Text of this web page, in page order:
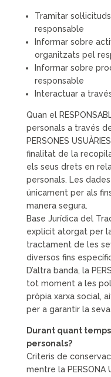
Tramitar
responsable
Informar sobre
organitzats pel
Informar sobre
responsable
Interactuar a
Quan el
personals a través
PERSONES
finalitat de la
els seus drets en
personals. Les
únicament per als
manera segura.
Base Jurídica del
explícit atorgat per la
tractament de les
diversos fins
D’altra banda, la
tot moment a les
pròpia xarxa social,
per a garantir la
Durant quant
personals?
Criteris de
mentre la PERSONA